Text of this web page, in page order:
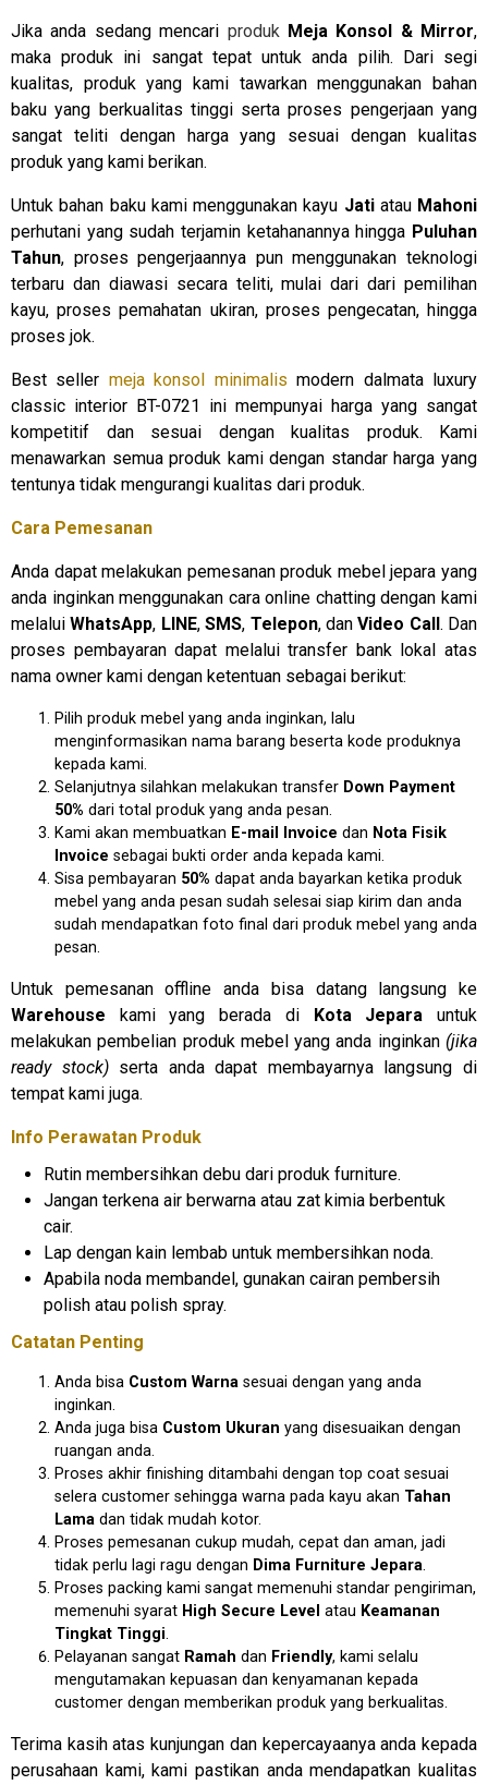
Jika anda sedang mencari produk Meja Konsol & Mirror,
maka produk ini sangat tepat untuk anda pilih. Dari segi
kualitas, produk yang kami tawarkan menggunakan bahan
baku yang berkualitas tinggi serta proses pengerjaan yang
sangat teliti dengan harga yang sesuai dengan kualitas
produk yang kami berikan.
Untuk bahan baku kami menggunakan kayu Jatiatau Mahoni
perhutani yang sudah terjamin ketahanannya hingga Puluhan
Tahun, proses pengerjaannya pun menggunakan teknologi
terbaru dan diawasi secara teliti, mulai dari dari pemilihan
kayu, proses pemahatan ukiran, proses pengecatan, hingga
proses jok.
Best seller meja konsol minimalis modern dalmata luxury
classic interior BT-0721 ini mempunyai harga yang sangat
kompetitif dan sesuai dengan kualitas produk. Kami
menawarkan semua produk kami dengan standar harga yang
tentunya tidak mengurangi kualitas dari produk.
Cara Pemesanan
Anda dapat melakukan pemesanan produk mebel jepara yang
anda inginkan menggunakan cara online chatting dengan kami
melaluiWhatsApp, LINE,SMS, Telepon, danVideo Call. Dan
proses pembayaran dapat melalui transfer bank lokal atas
nama owner kami dengan ketentuan sebagai berikut:
Pilih produk mebel yang anda inginkan, lalu
menginformasikan nama barang beserta kode produknya
kepada kami.
Selanjutnya silahkan melakukan transfer Down Payment
50% dari total produk yang anda pesan.
Kami akan membuatkan E-mail Invoice dan Nota Fisik
Invoice sebagai bukti order anda kepada kami.
Sisa pembayaran 50% dapat anda bayarkan ketika produk
mebel yang anda pesan sudah selesai siap kirim dan anda
sudah mendapatkan foto final dari produk mebel yang anda
pesan.
Untuk pemesanan offline anda bisa datang langsung ke
Warehouse kami yang berada di Kota Jepara untuk
melakukan pembelian produk mebel yang anda inginkan (jika
ready stock)serta anda dapat membayarnya langsung di
tempat kami juga.
Info Perawatan Produk
Rutin membersihkan debu dari produk furniture.
Jangan terkena air berwarna atau zat kimia berbentuk
cair.
Lap dengan kain lembab untuk membersihkan noda.
Apabila noda membandel, gunakan cairan pembersih
polish atau polish spray.
Catatan Penting
Anda bisa Custom Warna sesuai dengan yang anda
inginkan.
Anda juga bisa Custom Ukuran yang disesuaikan dengan
ruangan anda.
Proses akhir finishing ditambahi dengan top coat sesuai
selera customer sehingga warna pada kayu akan Tahan
Lama dan tidak mudah kotor.
Proses pemesanan cukup mudah, cepat dan aman, jadi
tidak perlu lagi ragu dengan Dima Furniture Jepara.
Proses packing kami sangat memenuhi standar pengiriman,
memenuhi syarat High Secure Level atau Keamanan
Tingkat Tinggi.
Pelayanan sangat Ramah dan Friendly, kami selalu
mengutamakan kepuasan dan kenyamanan kepada
customer dengan memberikan produk yang berkualitas.
Terima kasih atas kunjungan dan kepercayaanya anda kepada
perusahaan kami, kami pastikan anda mendapatkan kualitas